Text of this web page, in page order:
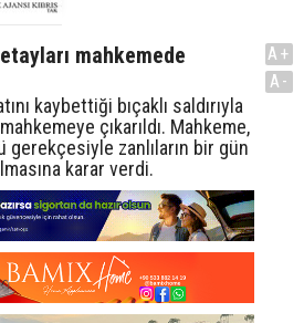
mahkemede
kaybettiği bıçaklı saldırıyla
çıkarıldı. Mahkeme,
gerekçesiyle zanlıların bir gün
karar verdi.
A+
A-